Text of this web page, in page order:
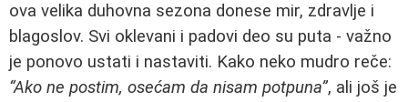
ova velika duhovna sezona donese mir, zdravlje i
blagoslov. Svi oklevani i padovi deo su puta - važno
je ponovo ustati i nastaviti. Kako neko mudro reče:
“Ako ne postim, osećam da nisam potpuna”, ali još je